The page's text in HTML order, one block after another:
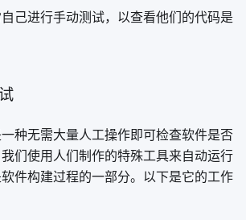
己进行手动测试，以查看他们的代码是
种无需大量人工操作即可检查软件是否
们使用人们制作的特殊工具来自动运行
件构建过程的一部分。以下是它的工作